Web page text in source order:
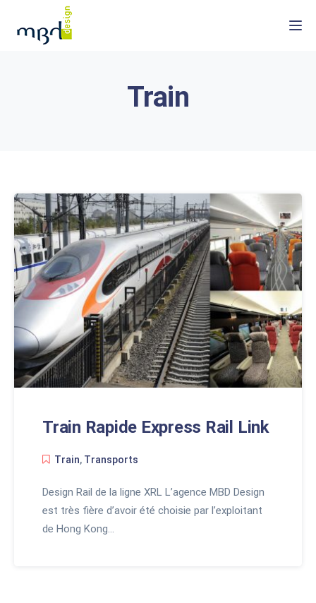
Train
Train Rapide Express Rail Link
Train, Transports
Design Rail de la ligne XRL L’agence MBD Design
est très fière d’avoir été choisie par l’exploitant
de Hong Kong…